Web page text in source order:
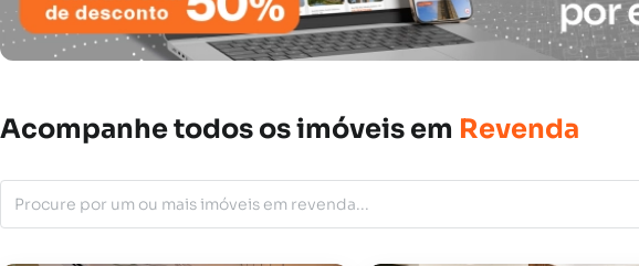
Acompanhetodos osimóveis em Revenda